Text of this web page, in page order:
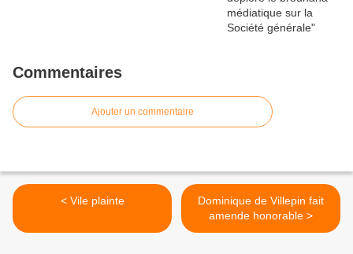
Commentaires
Ajouter un commentaire
< Vile plainte
Dominique de Villepin fait
amende honorable >